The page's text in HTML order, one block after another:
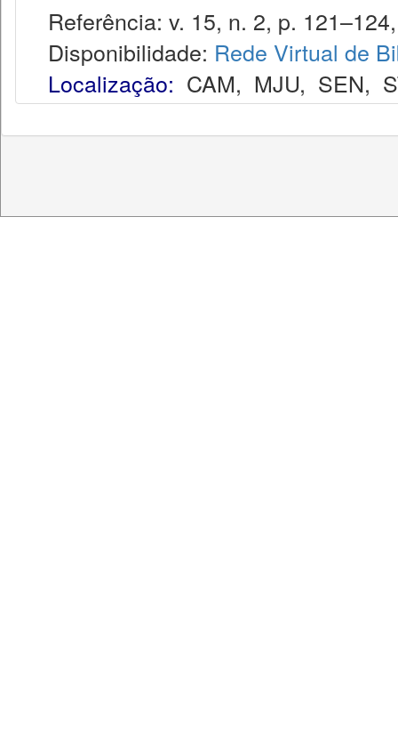
Referência: v. 15, n. 2, p.
Disponibilidade: Rede Virtual de
Localização: CAM, MJU, SEN,